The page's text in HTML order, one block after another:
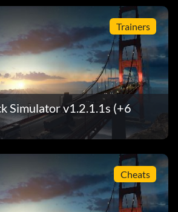
Trainers
Simulator v1.2.1.1s (+6
Cheats